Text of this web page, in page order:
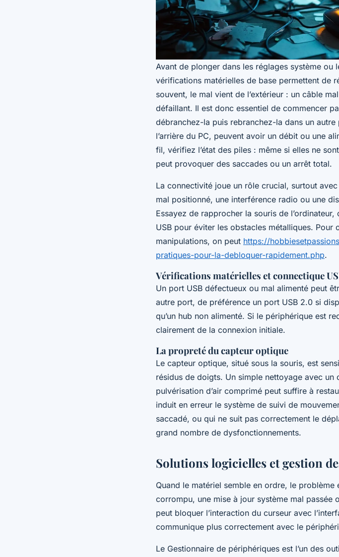
Avant de plonger dans les réglages système ou
vérifications matérielles de base permettent de
souvent, le mal vient de l’extérieur : un câble
défaillant. Il est donc essentiel de commencer
débranchez-la puis rebranchez-la dans un
l’arrière du PC, peuvent avoir un débit ou une
fil, vérifiez l’état des piles : même si elles ne
peut provoquer des saccades ou un arrêt total.
La connectivité joue un rôle crucial, surtout
mal positionné, une interférence radio ou une
Essayez de rapprocher la souris de
USB pour éviter les obstacles métalliques. Pour
manipulations, on peut https://
pratiques-pour-la-debloquer-rapidement.php.
Vérifications matérielles et connectique
Un port USB défectueux ou mal alimenté peut
autre port, de préférence un port USB 2.0 si
qu’un hub non alimenté. Si le périphérique est
clairement de la connexion initiale.
La propreté du capteur optique
Le capteur optique, situé sous la souris, est
résidus de doigts. Un simple nettoyage avec
pulvérisation d’air comprimé peut suffire à
induit en erreur le système de suivi de
saccadé, ou qui ne suit pas correctement le
grand nombre de dysfonctionnements.
Solutions logicielles et gestion
Quand le matériel semble en ordre, le
corrompu, une mise à jour système mal passée
peut bloquer l’interaction du curseur avec
communique plus correctement avec le
Le Gestionnaire de périphériques est l’un des